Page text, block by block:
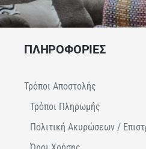
ΠΛΗΡΟΦΟΡΙΕΣ
Τρόποι Αποστολής
Τρόποι Πληρωμής
Πολιτική Ακυρώσεων /